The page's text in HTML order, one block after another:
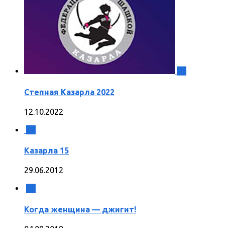
Степная Казарла 2022
12.10.2022
Казарла 15
29.06.2012
Когда женщина — джигит!